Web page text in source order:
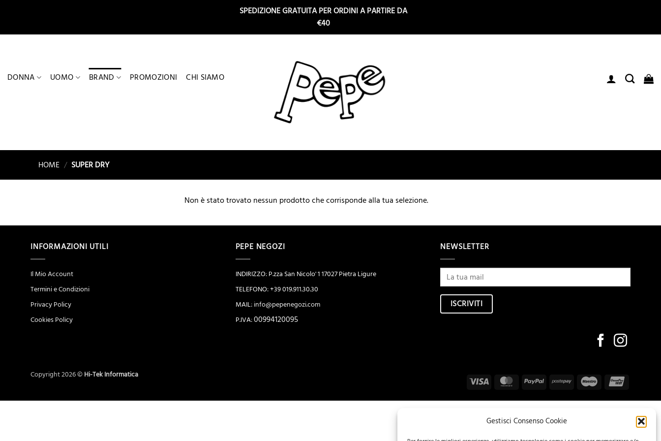
Gestisci Consenso Cookie
SPEDIZIONE GRATUITA PER ORDINI A PARTIRE DA
€40
DONNA UOMO BRAND PROMOZIONI CHI SIAMO
HOME / SUPER DRY
Non è stato trovato nessun prodotto che corrisponde alla tua selezione.
INFORMAZIONI UTILI
Il Mio Account
Termini e Condizioni
Privacy Policy
Cookies Policy
PEPE NEGOZI
INDIRIZZO: P.zza San Nicolo' 1 17027 Pietra Ligure
TELEFONO: +39 019.911.30.30
MAIL: info@pepenegozi.com
P.IVA:00994120095
NEWSLETTER
Visa MasterCardPayPal Postepay Maestro
Copyright 2026 © Hi-Tek Informatica